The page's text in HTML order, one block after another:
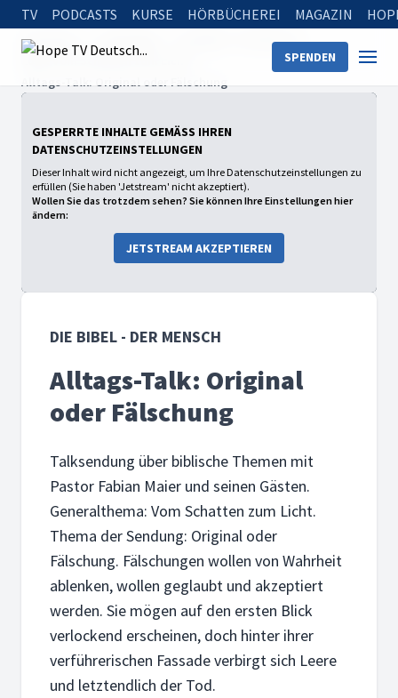
TV PODCASTS KURSE HÖRBÜCHEREI MAGAZIN
SPENDEN
Startseite
Die Bibel - Der Mensch
2024: Vom Schatten zum Licht
Alltags-Talk: Original oder Fälschung
GESPERRTE INHALTE GEMÄSS IHREN D
ATENSCHUTZEINSTELLUNGEN
Dieser Inhalt wird nicht angezeigt, um Ihre Datenschutzeinstellungen zu
erfüllen (Sie haben 'Jetstream' nicht akzeptiert).
Wollen Sie das trotzdem sehen? Sie können Ihre Einstellungen hier
ändern:
JETSTREAM AKZEPTIEREN
DIE BIBEL - DER MENSCH
Alltags-Talk: Original
oder Fälschung
Talksendung über biblische Themen mit
Pastor Fabian Maier und seinen Gästen.
Generalthema: Vom Schatten zum Licht.
Thema der Sendung: Original oder
Fälschung. Fälschungen wollen von Wahrheit
ablenken, wollen geglaubt und akzeptiert
werden. Sie mögen auf den ersten Blick
verlockend erscheinen, doch hinter ihrer
verführerischen Fassade verbirgt sich Leere
und letztendlich der Tod.